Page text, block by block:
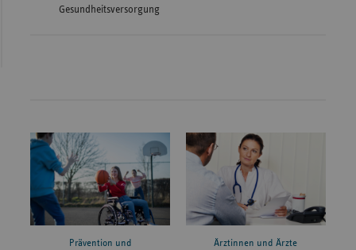
Gesundheitsversorgung
Prävention und
Ärztinnen und Ärzte